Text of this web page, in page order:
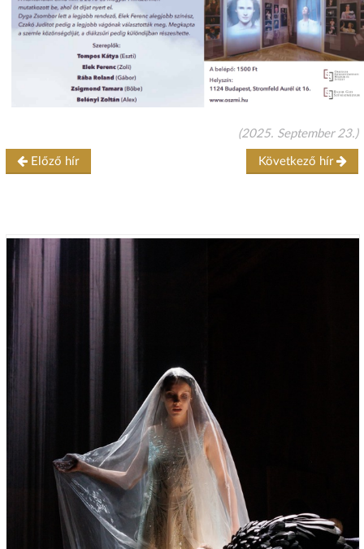
(2025. September 23.)
Előző hír Következő hír